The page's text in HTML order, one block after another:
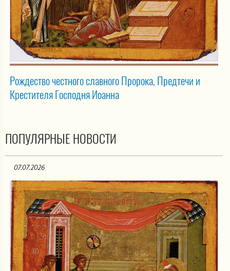
Рождество честного славного Пророка, Предтечи и
Крестителя Господня Иоанна
ПОПУЛЯРНЫЕ НОВОСТИ
07.07.2026